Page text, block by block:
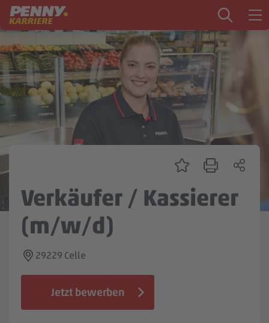
Zum Inhalt springen
Startseite
PENNY als Arbeitgeber
Ausbildung
Markt
Zentrale & Vertrieb
Mein Kandidat:innenprofil
Jobbörse
Verkäufer / Kassierer
(m/w/d)
29229 Celle
Jetzt bewerben